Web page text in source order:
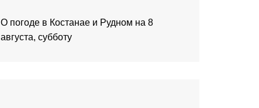
О погоде в Костанае и Рудном на 8
августа, субботу